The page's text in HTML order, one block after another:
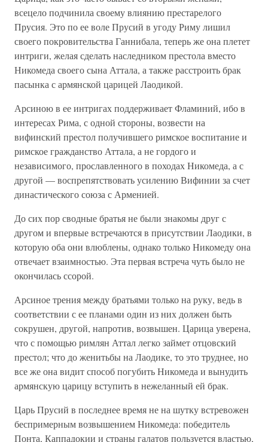
всецело подчинила своему влиянию престарелого
Прусия. Это по ее воле Прусий в угоду Риму лишил
своего покровительства Ганнибала, теперь же она плетет
интриги, желая сделать наследником престола вместо
Никомеда своего сына Аттала, а также расстроить брак
пасынка с армянской царицей Лаодикой.
Арсиною в ее интригах поддерживает Фламиний, ибо в
интересах Рима, с одной стороны, возвести на
вифинский престол получившего римское воспитание и
римское гражданство Аттала, а не гордого и
независимого, прославленного в походах Никомеда, а с
другой — воспрепятствовать усилению Вифинии за счет
династического союза с Арменией.
До сих пор сводные братья не были знакомы друг с
другом и впервые встречаются в присутствии Лаодики, в
которую оба они влюблены, однако только Никомеду она
отвечает взаимностью. Эта первая встреча чуть было не
окончилась ссорой.
Арсиное трения между братьями только на руку, ведь в
соответствии с ее планами один из них должен быть
сокрушен, другой, напротив, возвышен. Царица уверена,
что с помощью римлян Аттал легко займет отцовский
престол; что до женитьбы на Лаодике, то это труднее, но
все же она видит способ погубить Никомеда и вынудить
армянскую царицу вступить в нежеланный ей брак.
Царь Прусий в последнее время не на шутку встревожен
беспримерным возвышением Никомеда: победитель
Понта, Каппадокии и страны галатов пользуется властью,